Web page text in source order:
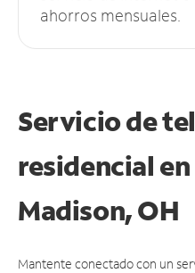
ahorros mensuales.
Servicio de
residencial en
Madison, OH
Mantente conectado con un